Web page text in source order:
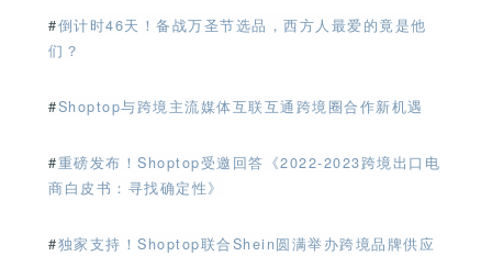
#倒计时46天！备战万圣节选品，西方人最爱的竟是他
们？
#Shoptop与跨境主流媒体互联互通跨境圈合作新机遇
#重磅发布！Shoptop受邀回答《2022-2023跨境出口电
商白皮书：寻找确定性》
#独家支持！Shoptop联合Shein圆满举办跨境品牌供应